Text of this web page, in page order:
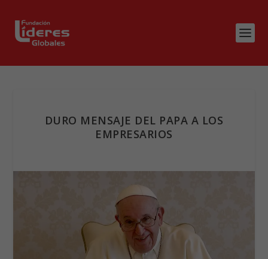
DURO MENSAJE DEL PAPA A LOS
EMPRESARIOS